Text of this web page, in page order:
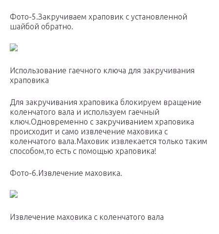
Фото-5.Закручиваем храповик с установленной
шайбой обратно.
Использование гаечного ключа для закручивания
храповика
Для закручивания храповика блокируем вращение
коленчатого вала и используем гаечный
ключ.Одновременно с закручиванием храповика
происходит и само извлечение маховика с
коленчатого вала.Маховик извлекается только таким
способом,то есть с помощью храповика!
Фото-6.Извлечение маховика.
Извлечение маховика с коленчатого вала